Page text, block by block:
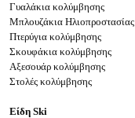
Γυαλάκια κολύμβησης
Μπλουζάκια Ηλιοπροστασίας
Πτερύγια κολύμβησης
Σκουφάκια κολύμβησης
Αξεσουάρ κολύμβησης
Στολές κολύμβησης
Είδη Ski